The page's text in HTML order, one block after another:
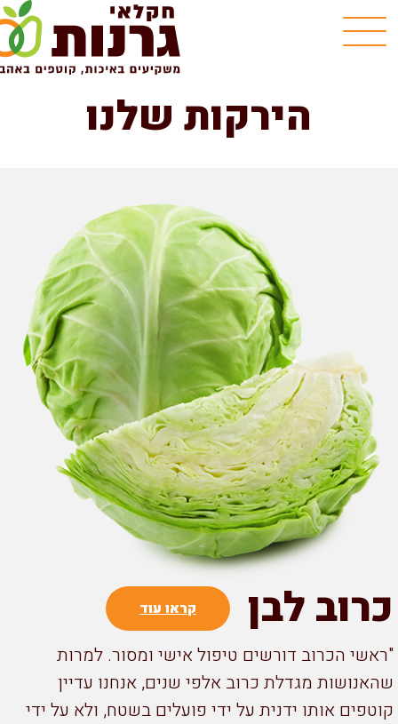
הירקות שלנו
הכרוב דורשים טיפול אישי ומסור. למרות
מגדלת כרוב אלפי שנים, אנחנו עדיין
אותו ידנית על ידי פועלים בשטח, ולא על ידי
לבן קראו עוד